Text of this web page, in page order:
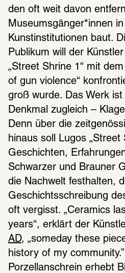
den oft weit davon
Museumsgänger*innen
Kunstinstitutionen baut.
Publikum will der
„Street Shrine 1“ mit
of gun violence“
groß wurde. Das Werk
Denkmal zugleich –
Denn über die
hinaus soll Lugos „Street
Geschichten,
Schwarzer und Brauner
die Nachwelt festhalten,
Geschichtsschreibung
oft vergisst. „Ceramics
years“, erklärt der
AD, „someday these
history of my
Porzellanschrein erhebt